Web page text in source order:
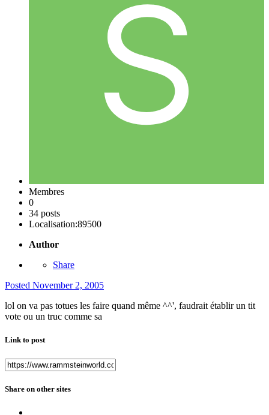
Membres
0
34 posts
Localisation:89500
Author
Share
Posted November 2, 2005
lol on va pas totues les faire quand même ^^', faudrait établir un tit
vote ou un truc comme sa
Link to post
Share on other sites